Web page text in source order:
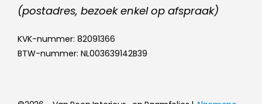
(postadres, bezoek enkel op afspraak)
KVK-nummer: 82091366
BTW-nummer: NL003639142B39